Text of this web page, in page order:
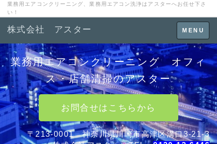
業務用エアコンクリーニング、業務用エアコン洗浄はアスターへお任せ下さ
い！
Toggle
navigation
MENU
株式会社 アスター
業務用エアコンクリーニング オフィ
ス・店舗清掃のアスター
お問合せはこちらから
〒213-0001 神奈川県川崎市高津区溝口3-21-3